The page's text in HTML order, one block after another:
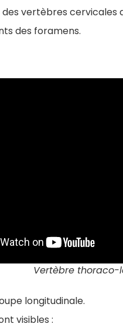
vertèbres
des foramens.
Vertèbre thoraco-
longitudinale.
visibles :